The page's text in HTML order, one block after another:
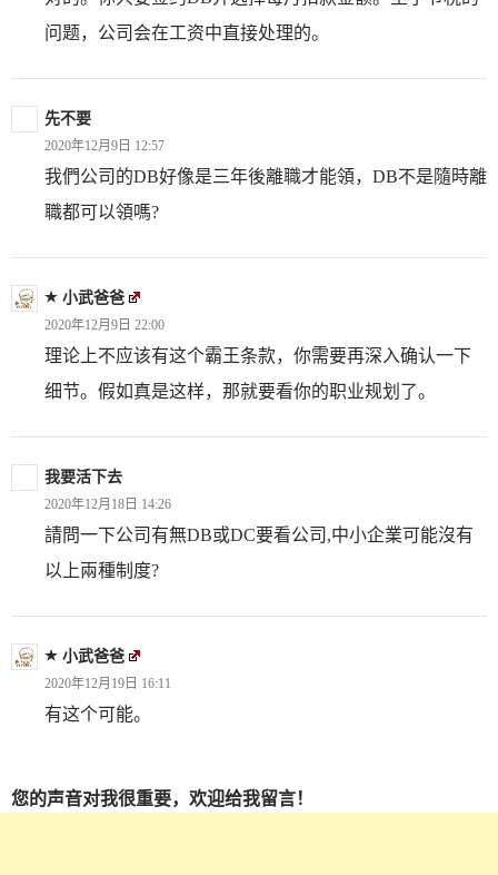
问题，公司会在工资中直接处理的。
先不要
2020年12月9日 12:57
我們公司的DB好像是三年後離職才能領，DB不是隨時離
職都可以領嗎?
小武爸爸
2020年12月9日 22:00
理论上不应该有这个霸王条款，你需要再深入确认一下
细节。假如真是这样，那就要看你的职业规划了。
我要活下去
2020年12月18日 14:26
請問一下公司有無DB或DC要看公司,中小企業可能沒有
以上兩種制度?
小武爸爸
2020年12月19日 16:11
有这个可能。
您的声音对我很重要，欢迎给我留言！